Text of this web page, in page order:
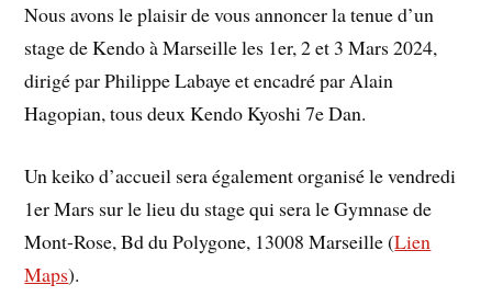
Nous avons le plaisir de vous annoncer la tenue d’un
stage de Kendo à Marseille les 1er, 2 et 3 Mars 2024,
dirigé par Philippe Labaye et encadré par Alain
Hagopian, tous deux Kendo Kyoshi 7e Dan.
Un keiko d’accueil sera également organisé le vendredi
1er Mars sur le lieu du stage qui sera le Gymnase de
Mont-Rose, Bd du Polygone, 13008 Marseille (Lien
Maps).